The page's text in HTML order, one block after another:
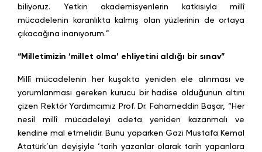
biliyoruz. Yetkin akademisyenlerin katkısıyla millî
mücadelenin karanlıkta kalmış olan yüzlerinin de ortaya
çıkacağına inanıyorum.”
“Milletimizin ‘millet olma’ ehliyetini aldığı bir sınav”
Millî mücadelenin her kuşakta yeniden ele alınması ve
yorumlanması gereken kurucu bir hadise olduğunun altını
çizen Rektör Yardımcımız Prof. Dr. Fahameddin Başar, “Her
nesil millî mücadeleyi adeta yeniden kazanmalı ve
kendine mal etmelidir. Bunu yaparken Gazi Mustafa Kemal
Atatürk’ün deyişiyle ‘tarih yazanlar olarak tarih yapanlara